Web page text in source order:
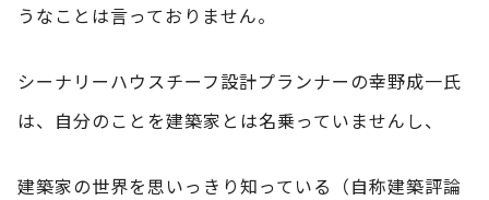
うなことは言っておりません。
シーナリーハウスチーフ設計プランナーの幸野成一氏
は、自分のことを建築家とは名乗っていませんし、
建築家の世界を思いっきり知っている（自称建築評論